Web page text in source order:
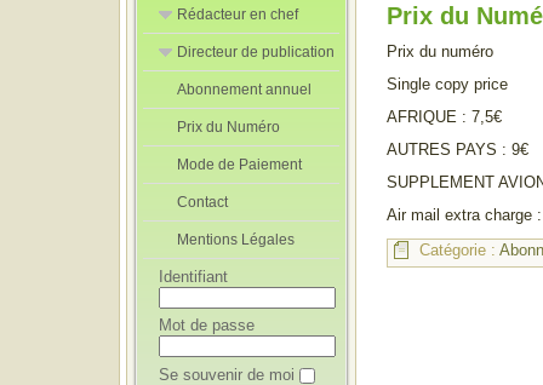
Rédacteur en chef
Rédacteurs en
Chef Adjoint
Directeur de publication
Directeur de
publication
adjoint
Abonnement annuel
Prix du Numéro
Mode de Paiement
Contact
Mentions Légales
Identifiant
Mot de passe
Se souvenir de moi
Prix du
Prix du numéro
Single copy price
AFRIQUE : 7,5€
AUTRES PAYS : 9€
SUPPLEMENT
Air mail extra charge
Catégorie :